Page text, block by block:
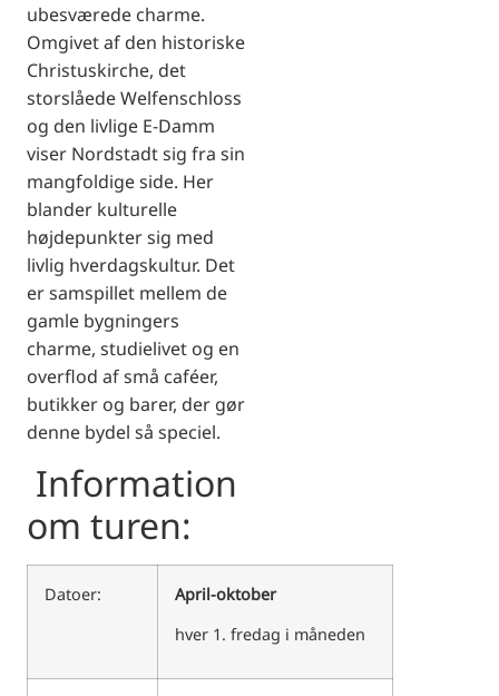
ubesværede charme.
Omgivet af den historiske
Christuskirche, det
storslåede Welfenschloss
og den livlige E-Damm
viser Nordstadt sig fra sin
mangfoldige side. Her
blander kulturelle
højdepunkter sig med
livlig hverdagskultur. Det
er samspillet mellem de
gamle bygningers
charme, studielivet og en
overflod af små caféer,
butikker og barer, der gør
denne bydel så speciel.
Information
om turen:
Datoer:
April-oktober
hver 1. fredag i måneden